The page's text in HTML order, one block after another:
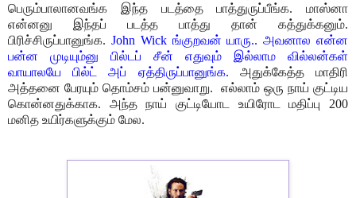
பெரும்பாலானவங்க இந்த படத்தை பாத்துருப்பீங்க. மாஸ்னா
என்னனு இந்தப் படத்த பாத்து தான் கத்துக்கனும்.
பிரிச்சிருப்பானுங்க. John Wick ங்குறவன் யாரு.. அவனால என்ன
பன்ன முடியும்னு பில்டப் சீன் எதுவும் இல்லாம வில்லன்கள்
வாயாலயே பில்ட் அப் ஏத்திருப்பானுங்க. அதுக்கேத்த மாதிரி
அத்தனை பேரயும் தொம்சம் பன்னுவாறு. எல்லாம் ஒரு நாய் குட்டிய
கொன்னதுக்காக. அந்த நாய் குட்டியோட உயிரோட மதிப்பு 200
மனித உயிர்களுக்கும் மேல.